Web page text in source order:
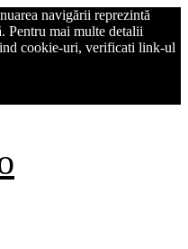
navigării reprezintă
Pentru mai multe detalii
cookie-uri, verificati link-ul